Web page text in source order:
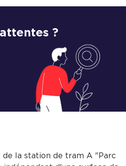
?
de la station de tram A "Parc